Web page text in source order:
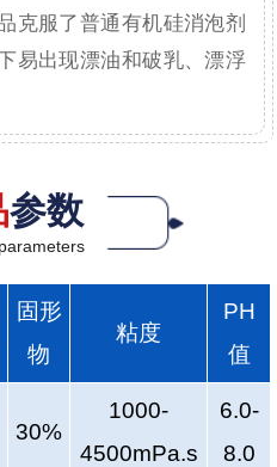
克服了普通有机硅消泡剂
易出现漂油和破乳、漂浮
参数
固形
物
粘度
PH
值
30%
1000-
4500mPa.s
6.0-
8.0